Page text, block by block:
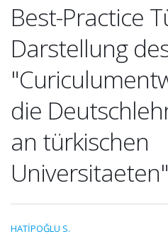
Best-Practice
Darstellung
die
an türkischen
Universitaeten"
HATİPOĞLU S.